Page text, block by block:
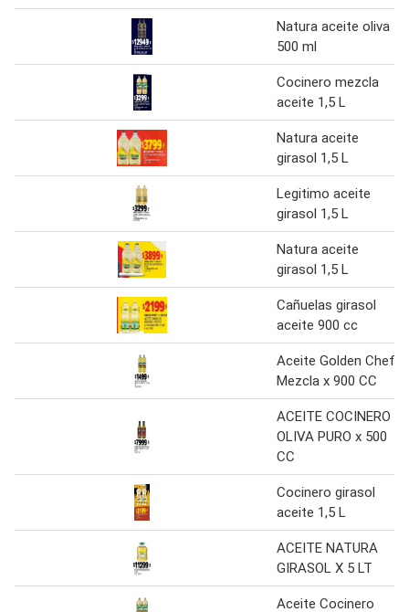
Natura aceite oliva
500 ml
Cocinero mezcla
aceite 1,5 L
Natura aceite
girasol 1,5 L
Legitimo aceite
girasol 1,5 L
Natura aceite
girasol 1,5 L
Cañuelas girasol
aceite 900 cc
Aceite Golden Chef
Mezcla x 900 CC
ACEITE COCINERO
OLIVA PURO x 500
CC
Cocinero girasol
aceite 1,5 L
ACEITE NATURA
GIRASOL X 5 LT
Aceite Cocinero